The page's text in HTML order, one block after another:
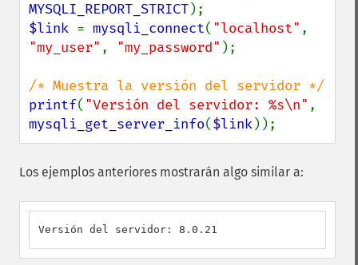
MYSQLI_REPORT_STRICT
$link = mysqli_connect( "localhost"
"my_user" , "my_password" );
printf( "Versión del servidor: %s\n"
mysqli_get_server_info($link));
Los ejemplos anteriores mostrarán algo similar a:
Versión del servidor: 8.0.21